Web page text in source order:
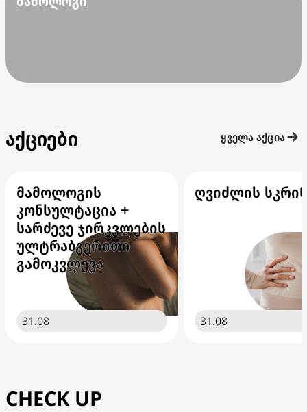
აქციები ყველა აქცია
მამოლოგის
კონსულტაცია +
სარძევე ჯირკვლების
ულტრაბგერითი
გამოკვლევა
31.08
ღვიძლის
31.08
CHECK UP